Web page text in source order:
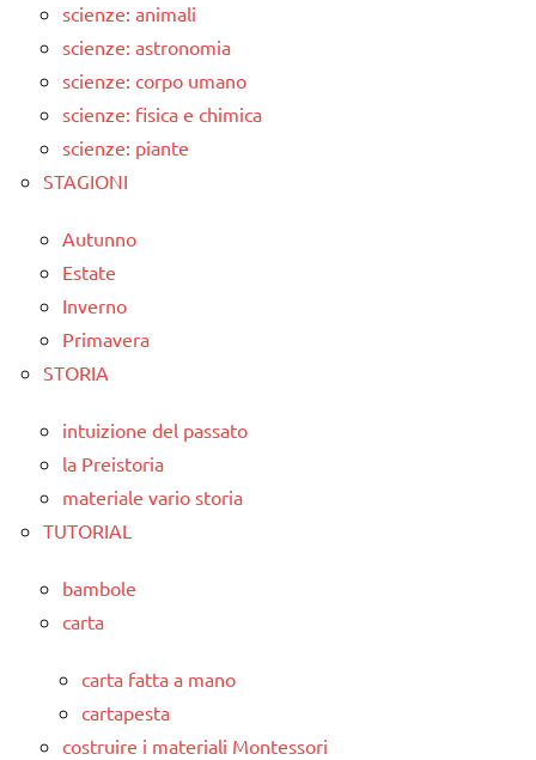
scienze: animali
scienze: astronomia
scienze: corpo umano
scienze: fisica e chimica
scienze: piante
STAGIONI
Autunno
Estate
Inverno
Primavera
STORIA
intuizione del passato
la Preistoria
materiale vario storia
TUTORIAL
bambole
carta
carta fatta a mano
cartapesta
costruire i materiali Montessori